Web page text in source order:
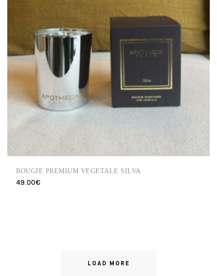
BOUGIE PREMIUM VEGETALE SILVA
49.00€
LOAD MORE